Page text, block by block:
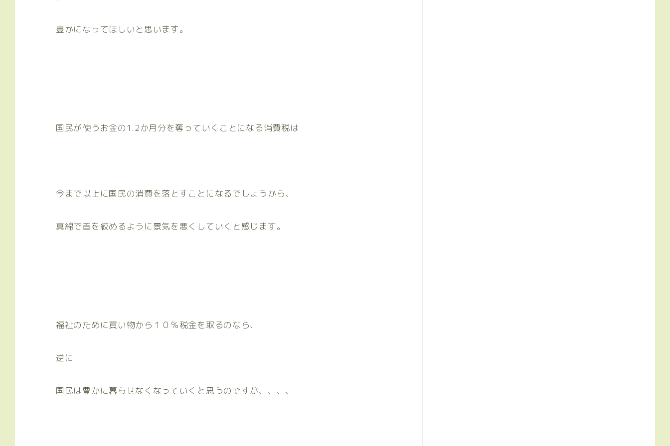
豊かになってほしいと思います。
国民が使うお金の1.2か月分を奪っていくことになる消費税は
今まで以上に国民の消費を落とすことになるでしょうから、
真綿で首を絞めるように景気を悪くしていくと感じます。
福祉のために買い物から１０％税金を取るのなら、
逆に
国民は豊かに暮らせなくなっていくと思うのですが、、、、